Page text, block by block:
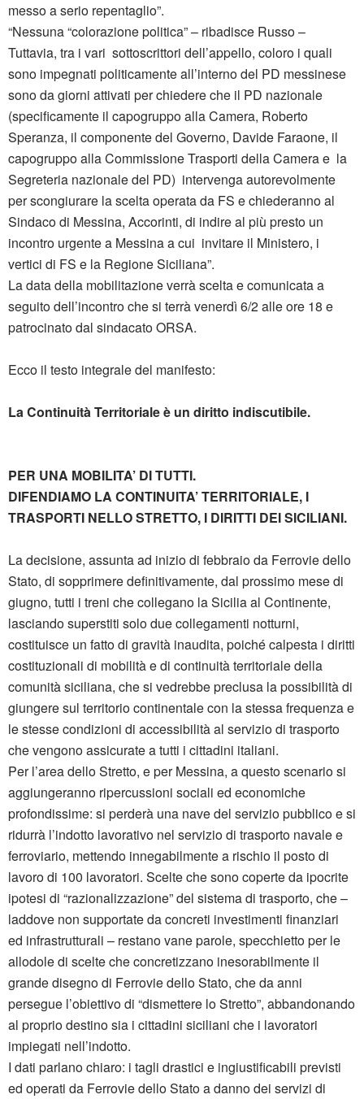
messo a serio repentaglio”.
“Nessuna “colorazione politica” – ribadisce Russo –
Tuttavia, tra i vari sottoscrittori dell’appello, coloro i quali
sono impegnati politicamente all’interno del PD messinese
sono da giorni attivati per chiedere che il PD nazionale
(specificamente il capogruppo alla Camera, Roberto
Speranza, il componente del Governo, Davide Faraone, il
capogruppo alla Commissione Trasporti della Camera e la
Segreteria nazionale del PD) intervenga autorevolmente
per scongiurare la scelta operata da FS e chiederanno al
Sindaco di Messina, Accorinti, di indire al più presto un
incontro urgente a Messina a cui invitare il Ministero, i
vertici di FS e la Regione Siciliana”.
La data della mobilitazione verrà scelta e comunicata a
seguito dell’incontro che si terrà venerdì 6/2 alle ore 18 e
patrocinato dal sindacato ORSA.
Ecco il testo integrale del manifesto:
La Continuità Territoriale è un diritto indiscutibile.
PER UNA MOBILITA’ DI TUTTI.
DIFENDIAMO LA CONTINUITA’ TERRITORIALE, I
TRASPORTI NELLO STRETTO, I DIRITTI DEI SICILIANI.
La decisione, assunta ad inizio di febbraio da Ferrovie dello
Stato, di sopprimere definitivamente, dal prossimo mese di
giugno, tutti i treni che collegano la Sicilia al Continente,
lasciando superstiti solo due collegamenti notturni,
costituisce un fatto di gravità inaudita, poiché calpesta i diritti
costituzionali di mobilità e di continuità territoriale della
comunità siciliana, che si vedrebbe preclusa la possibilità di
giungere sul territorio continentale con la stessa frequenza e
le stesse condizioni di accessibilità al servizio di trasporto
che vengono assicurate a tutti i cittadini italiani.
Per l’area dello Stretto, e per Messina, a questo scenario si
aggiungeranno ripercussioni sociali ed economiche
profondissime: si perderà una nave del servizio pubblico e si
ridurrà l’indotto lavorativo nel servizio di trasporto navale e
ferroviario, mettendo innegabilmente a rischio il posto di
lavoro di 100 lavoratori. Scelte che sono coperte da ipocrite
ipotesi di “razionalizzazione” del sistema di trasporto, che –
laddove non supportate da concreti investimenti finanziari
ed infrastrutturali – restano vane parole, specchietto per le
allodole di scelte che concretizzano inesorabilmente il
grande disegno di Ferrovie dello Stato, che da anni
persegue l’obiettivo di “dismettere lo Stretto”, abbandonando
al proprio destino sia i cittadini siciliani che i lavoratori
impiegati nell’indotto.
I dati parlano chiaro: i tagli drastici e ingiustificabili previsti
ed operati da Ferrovie dello Stato a danno dei servizi di